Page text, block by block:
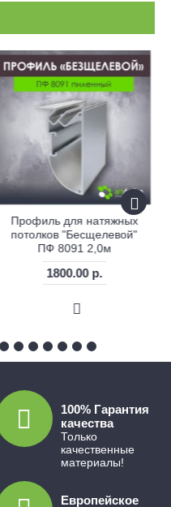
Профиль для натяжных
потолков "Бесщелевой"
ПФ 8091 2,0м
1800.00 р.
100% Гарантия
качества
Только
качественные
материалы!
Европейское